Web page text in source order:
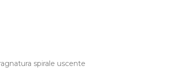
spirale uscente